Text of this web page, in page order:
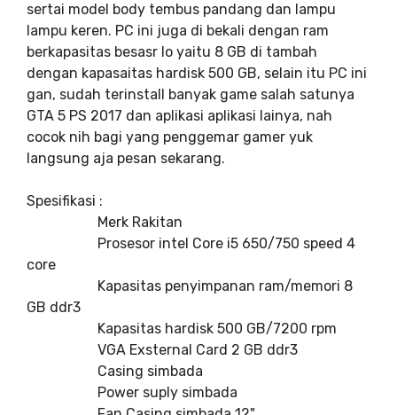
sertai model body tembus pandang dan lampu
lampu keren. PC ini juga di bekali dengan ram
berkapasitas besasr lo yaitu 8 GB di tambah
dengan kapasaitas hardisk 500 GB, selain itu PC ini
gan, sudah terinstall banyak game salah satunya
GTA 5 PS 2017 dan aplikasi aplikasi lainya, nah
cocok nih bagi yang penggemar gamer yuk
langsung aja pesan sekarang.
Spesifikasi :
Merk Rakitan
Prosesor intel Core i5 650/750 speed 4
core
Kapasitas penyimpanan ram/memori 8
GB ddr3
Kapasitas hardisk 500 GB/7200 rpm
VGA Exsternal Card 2 GB ddr3
Casing simbada
Power suply simbada